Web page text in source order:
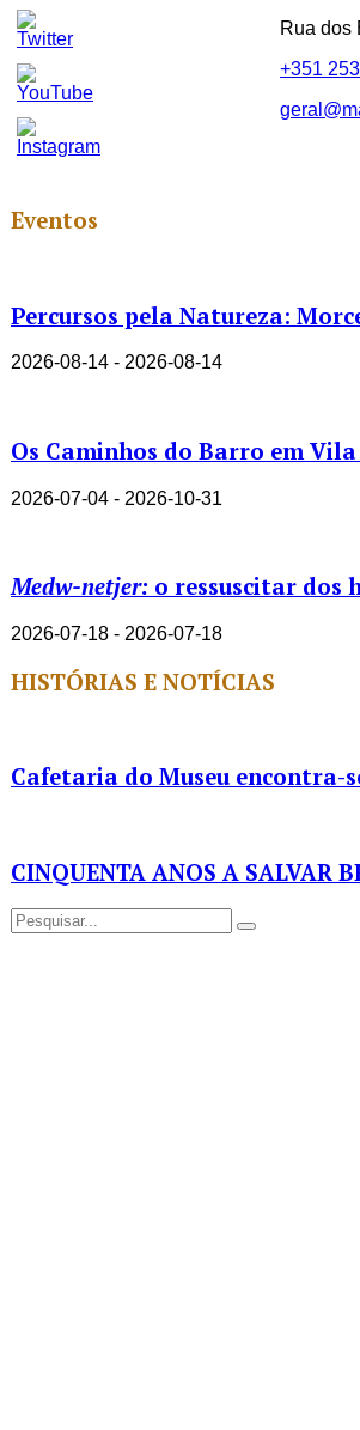
Set
Youtube
Channel
Rua dos
+351
Eventos
Percursos pela Natureza:
2026-08-14 - 2026-08-14
Os Caminhos do Barro em
2026-07-04 - 2026-10-31
Medw-netjer: o ressuscitar dos
2026-07-18 - 2026-07-18
HISTÓRIAS E NOTÍCIAS
Cafetaria do Museu encontra-
CINQUENTA ANOS A SALVAR